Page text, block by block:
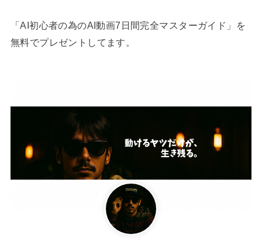
「AI初心者の為のAI動画7日間完全マスターガイド」を
無料でプレゼントしてます。